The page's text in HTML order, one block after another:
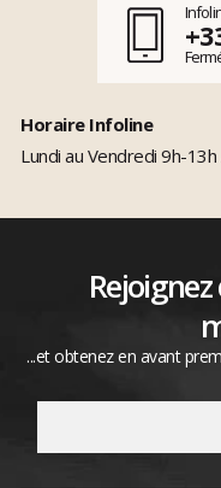
Horaire Infoline
Lundi au Vendredi 9h-
...et obtenez en avant